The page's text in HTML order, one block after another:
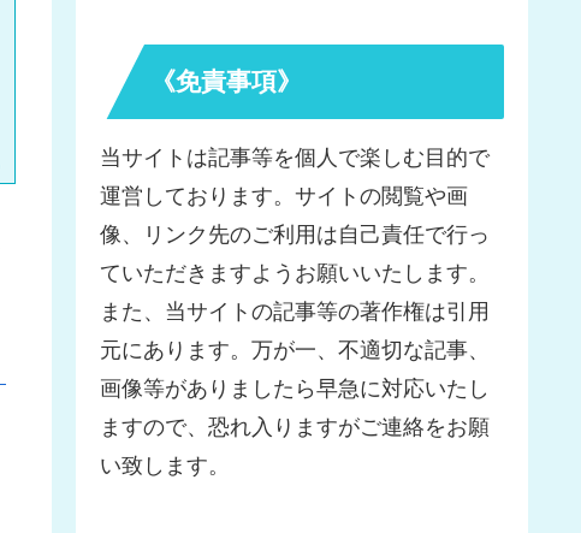
《免責事項》
当サイトは記事等を個人で楽しむ目的で
運営しております。サイトの閲覧や画
像、リンク先のご利用は自己責任で行っ
ていただきますようお願いいたします。
また、当サイトの記事等の著作権は引用
元にあります。万が一、不適切な記事、
画像等がありましたら早急に対応いたし
ますので、恐れ入りますがご連絡をお願
い致します。